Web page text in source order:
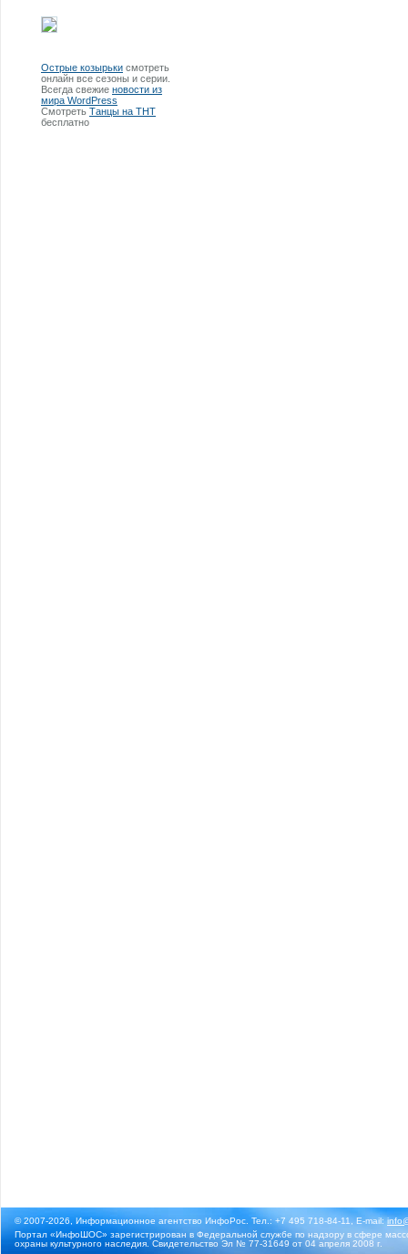
Острые козырьки смотреть
онлайн все сезоны и серии.
Всегда свежие новости из
мира WordPress
Смотреть Танцы на ТНТ
бесплатно
© 2007-2026, Информационное агентство ИнфоРос. Тел.: +7 495 718-84-11, E-mail:
Портал «ИнфоШОС» зарегистрирован в Федеральной службе по надзору в сфере
охраны культурного наследия. Свидетельство Эл № 77-31649 от 04 апреля 2008 г.